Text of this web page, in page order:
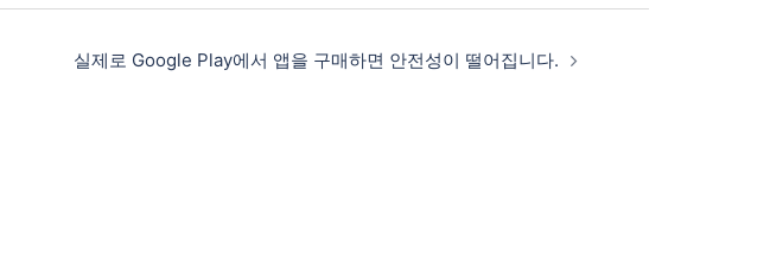
실제로 Google Play에서 앱을 구매하면 안전성이 떨어집니다.